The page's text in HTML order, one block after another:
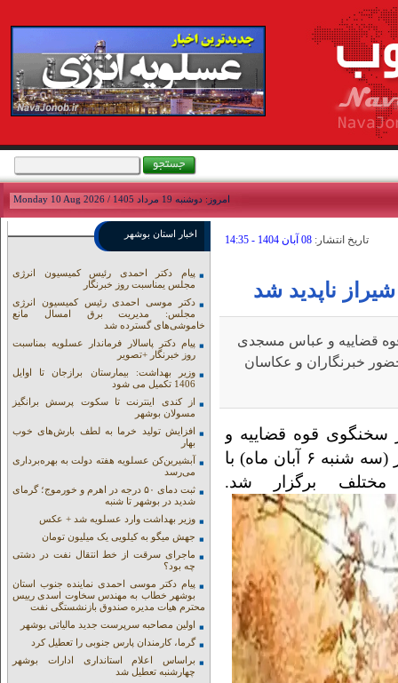
امروز: دوشنبه 19 مرداد 1405 / Monday 10 Aug 2026
تاريخ انتشار: 08 آبان 1404 - 14:35
ناپدید شد
قضاییه و عباس مسجدی
(سه شنبه ۶ آبان ماه) با حضور خبرنگاران و عکاسان
قوه قضاییه و
عباس مسجدی رئیس پزشکی قانونی کشور امروز (سه شنبه ۶ آبان ماه) با
مختلف برگزار شد.
اخبار استان بوشهر
پیام دکتر احمدی رئیس کمیسیون انرژی
مجلس یمناسبت روز خبرنگار
دکتر موسی احمدی رئیس کمیسیون انرژی
مجلس: مدیریت برق امسال مانع
خاموشی‌های گسترده شد
پیام دکتر پاسالار فرماندار عسلویه بمناسبت
روز خبرنگار +تصویر
وزیر بهداشت: بیمارستان برازجان تا اوایل
1406 تکمیل می شود
از کندی اینترنت تا سکوت پرسش برانگیز
مسولان بوشهر
افزایش تولید خرما به لطف بارش‌های خوب
بهار
آبشیرین‌کن عسلویه هفته دولت به بهره‌برداری
می‌رسد
ثبت دمای ۵۰ درجه در اهرم و خورموج؛ گرمای
شدید در بوشهر تا شنبه
وزیر بهداشت وارد عسلویه شد + عکس
جهش میگو به کیلویی یک میلیون تومان
ماجرای سرقت از خط انتقال نفت در دشتی
چه بود؟
پیام دکتر موسی احمدی نماینده جنوب استان
بوشهر خطاب به مهندس سخاوت اسدی رییس
محترم هیات مدیره صندوق بازنشستگی نفت
اولین مصاحبه سرپرست جدید مالیاتی بوشهر
گرما، کارمندان پارس جنوبی را تعطیل کرد
براساس اعلام استانداری ادارات بوشهر
چهارشنبه تعطیل شد